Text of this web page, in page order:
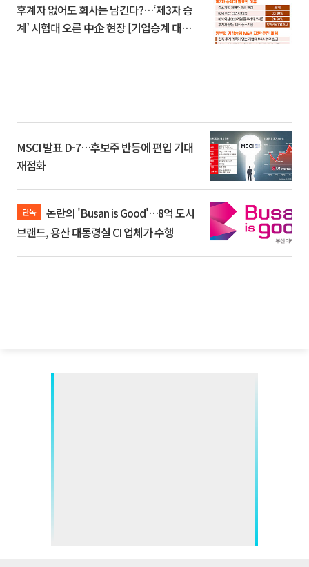
후계자 없어도 회사는 남긴다?…‘제3자 승
계’ 시험대 오른 中企 현장 [기업승계 대전
MSCI 발표 D-7…후보주 반등에 편입 기대
재점화
단독
브랜드, 용산 대통령실 CI 업체가 수행